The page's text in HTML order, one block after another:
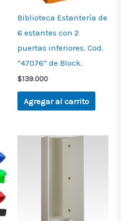
Biblioteca Estantería de
6 estantes con 2
puertas inferiores. Cod.
“47076” de Block.
$139.000
Agregar al carrito